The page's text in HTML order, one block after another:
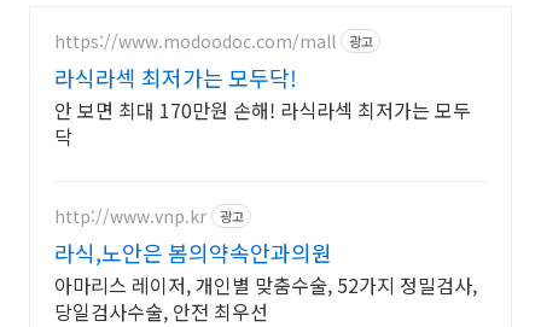
https://www.modoodoc.com/mall 광고
라식라섹 최저가는 모두닥!
안 보면 최대 170만원 손해! 라식라섹 최저가는 모두
닥
http://www.vnp.kr 광고
라식,노안은 봄의약속안과의원
아마리스 레이저, 개인별 맞춤수술, 52가지 정밀검사,
당일검사수술, 안전 최우선